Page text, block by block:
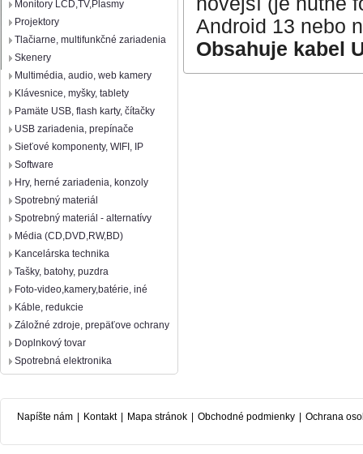
Monitory LCD,TV,Plasmy
Projektory
Tlačiarne, multifunkčné zariadenia
Skenery
Multimédia, audio, web kamery
Klávesnice, myšky, tablety
Pamäte USB, flash karty, čítačky
USB zariadenia, prepínače
Sieťové komponenty, WIFI, IP
Software
Hry, herné zariadenia, konzoly
Spotrebný materiál
Spotrebný materiál - alternatívy
Média (CD,DVD,RW,BD)
Kancelárska technika
Tašky, batohy, puzdra
Foto-video,kamery,batérie, iné
Káble, redukcie
Záložné zdroje, prepäťove ochrany
Doplnkový tovar
Spotrebná elektronika
Android 13 nebo
Obsahuje kabel
Napíšte nám Kontakt Mapa stránok Obchodné podmienky Ochrana